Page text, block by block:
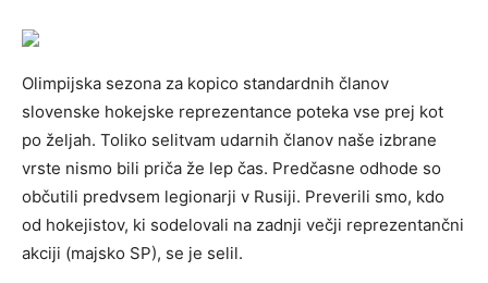
Olimpijska sezona za kopico standardnih članov
slovenske hokejske reprezentance poteka vse prej kot
po željah. Toliko selitvam udarnih članov naše izbrane
vrste nismo bili priča že lep čas. Predčasne odhode so
občutili predvsem legionarji v Rusiji. Preverili smo, kdo
od hokejistov, ki sodelovali na zadnji večji reprezentančni
akciji (majsko SP), se je selil.